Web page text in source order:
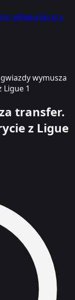
WideoSkróty
wymusza
1
transfer.
z Ligue